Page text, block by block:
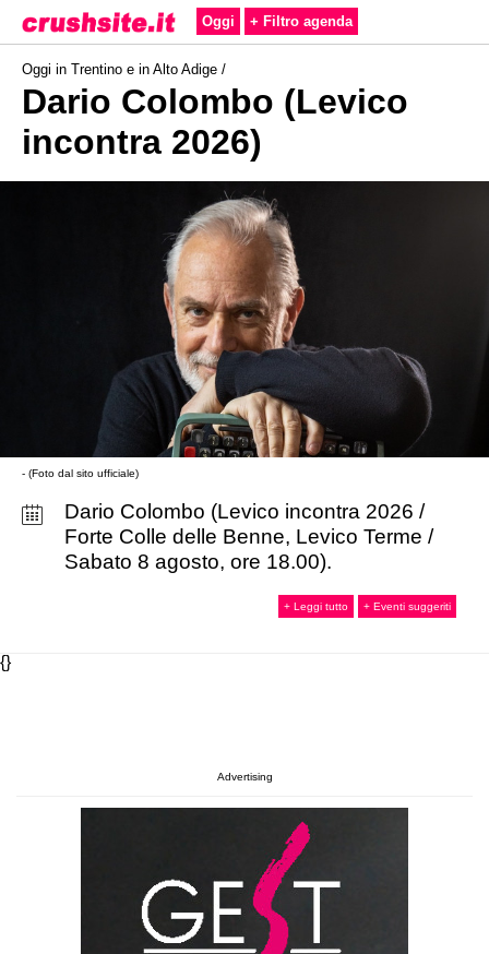
Oggi + Filtro agenda
Oggi in Trentino e in Alto Adige /
Dario Colombo (Levico
incontra 2026)
- (Foto dal sito ufficiale)
Dario Colombo (Levico incontra 2026 /
Forte Colle delle Benne, Levico Terme /
Sabato 8 agosto, ore 18.00).
+ Leggi tutto + Eventi suggeriti
{}
Advertising